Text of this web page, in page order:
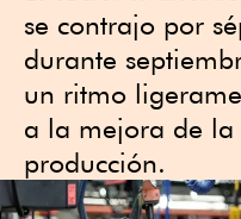
se contrajo por
durante
un ritmo
a la mejora de
producción.